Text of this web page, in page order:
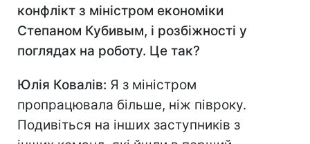
конфлікт з міністром економіки
Степаном Кубивым, і розбіжності у
поглядах на роботу. Це так?
Юлія Ковалів: Я з міністром
пропрацювала більше, ніж півроку.
Подивіться на інших заступників з